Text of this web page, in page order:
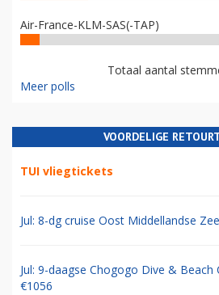
Air-France-KLM-SAS(-TAP)
Totaal aantal
Meer polls
VOORDELIGE
TUI vliegtickets
Jul: 8-dg cruise Oost Middellandse
Jul: 9-daagse Chogogo Dive & Beach
€1056